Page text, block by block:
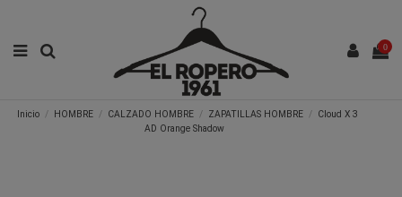
0
Inicio HOMBRE CALZADO HOMBRE ZAPATILLAS HOMBRE
Cloud X 3
AD Orange Shadow